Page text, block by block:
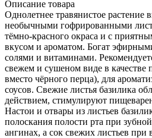
Описание товара
Однолетнее травянистое растение
необычными гофрированными
тёмно-красного окраса и с
вкусом и ароматом. Богат
солями и витаминами.
свежем и сушеном виде в
вместо чёрного перца), для
соусов. Свежие листья базилика
действием, стимулируют
Настои и отвары из листьев
полоскания полости рта при
ангинах, а сок свежих листьев при